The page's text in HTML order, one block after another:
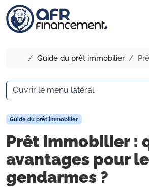
Accueil
Guide du prêt immobilier
Guide du prêt immobilier
Prêt immobilier :
avantages pour
gendarmes ?
Ouvrir le menu latéral